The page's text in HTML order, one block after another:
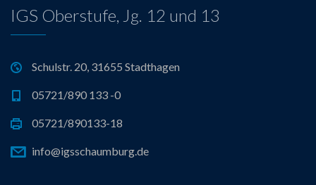
IGS Oberstufe, Jg. 12 und 13
Schulstr. 20, 31655 Stadthagen
05721/890 133 -0
05721/890133-18
info@igsschaumburg.de